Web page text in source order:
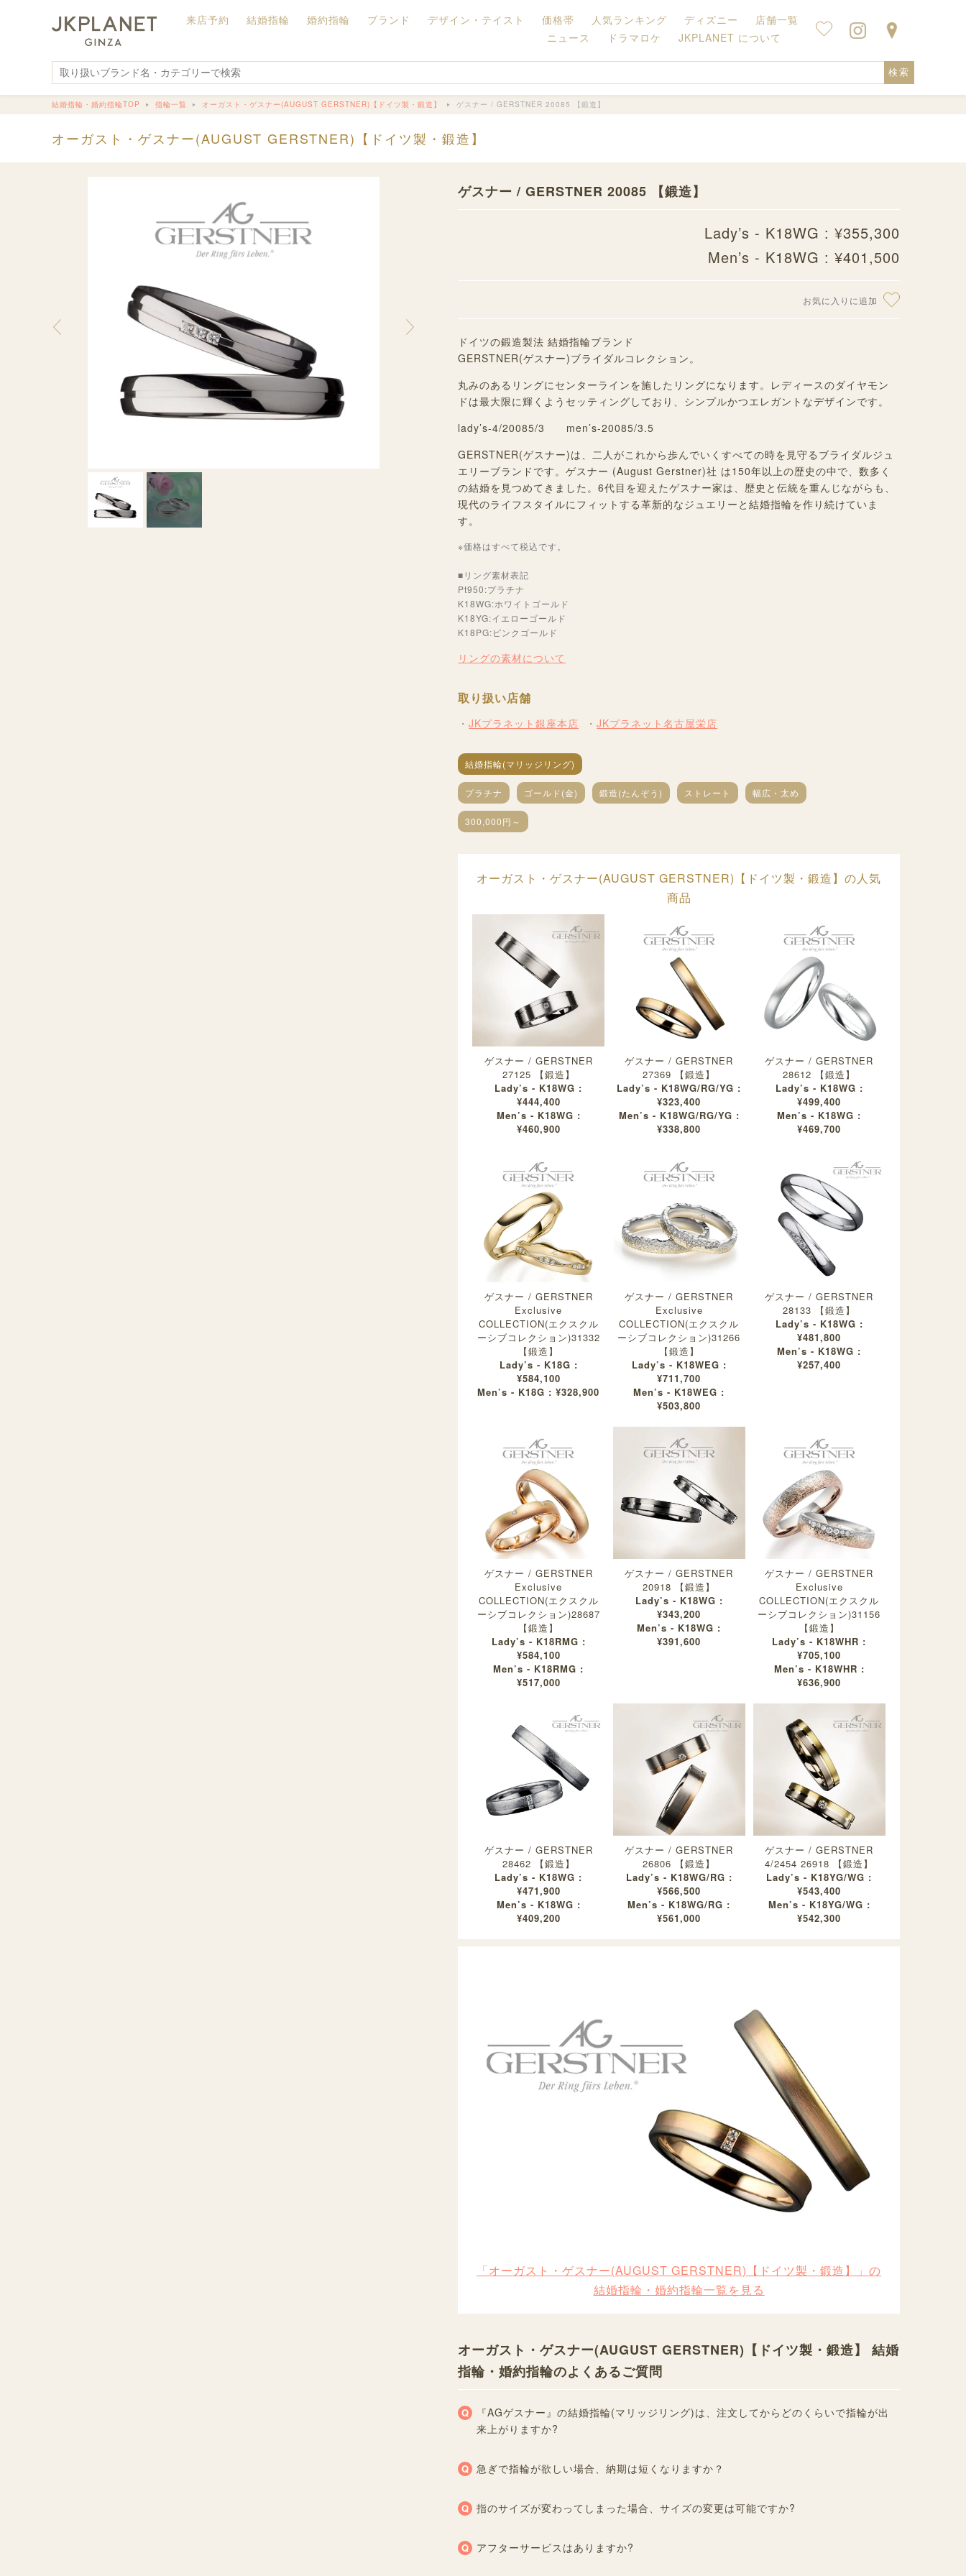
来店予約 結婚指輪 婚約指輪 ブランド デザイン・テイスト 価格帯 人気ランキング ディズニー
店舗一覧
ニュース
ドラマロケ JKPLANET について
検索
結婚指輪・婚約指輪TOP 指輪一覧 オーガスト・ゲスナー(AUGUST GERSTNER)【ドイツ製・鍛造】 ゲスナー / GERSTNER 20085 【鍛造】
オーガスト・ゲスナー(AUGUST GERSTNER)【ドイツ製・鍛造】
ゲスナー / GERSTNER 20085 【鍛造】
Lady’s - K18WG : ¥355,300
Men’s - K18WG : ¥401,500
お気に入りに追加
ドイツの鍛造製法 結婚指輪ブランド
GERSTNER(ゲスナー)ブライダルコレクション。
丸みのあるリングにセンターラインを施したリングになります。レディースのダイヤモン
ドは最大限に輝くようセッティングしており、シンプルかつエレガントなデザインです。
lady’s-4/20085/3 men’s-20085/3.5
GERSTNER(ゲスナー)は、二人がこれから歩んでいくすべての時を見守るブライダルジュ
エリーブランドです。ゲスナー (August Gerstner)社 は150年以上の歴史の中で、数多く
の結婚を見つめてきました。6代目を迎えたゲスナー家は、歴史と伝統を重んじながらも、
現代のライフスタイルにフィットする革新的なジュエリーと結婚指輪を作り続けていま
す。
※価格はすべて税込です。
■リング素材表記
Pt950:プラチナ
K18WG:ホワイトゴールド
K18YG:イエローゴールド
K18PG:ピンクゴールド
リングの素材について
取り扱い店舗
JKプラネット銀座本店 JKプラネット名古屋栄店
結婚指輪(マリッジリング)
プラチナ ゴールド(金) 鍛造(たんぞう) ストレート 幅広・太め
300,000円～
オーガスト・ゲスナー(AUGUST GERSTNER)【ドイツ製・鍛造】の人気
商品
ゲスナー / GERSTNER
27125 【鍛造】
Lady’s - K18WG :
¥444,400
Men’s - K18WG :
¥460,900
ゲスナー / GERSTNER
27369 【鍛造】
Lady’s - K18WG/RG/YG :
¥323,400
Men’s - K18WG/RG/YG :
¥338,800
ゲスナー / GERSTNER
28612 【鍛造】
Lady’s - K18WG :
¥499,400
Men’s - K18WG :
¥469,700
ゲスナー / GERSTNER
Exclusive
COLLECTION(エクスクル
ーシブコレクション)31332
【鍛造】
Lady’s - K18G :
¥584,100
Men’s - K18G : ¥328,900
ゲスナー / GERSTNER
Exclusive
COLLECTION(エクスクル
ーシブコレクション)31266
【鍛造】
Lady’s - K18WEG :
¥711,700
Men’s - K18WEG :
¥503,800
ゲスナー / GERSTNER
28133 【鍛造】
Lady’s - K18WG :
¥481,800
Men’s - K18WG :
¥257,400
ゲスナー / GERSTNER
Exclusive
COLLECTION(エクスクル
ーシブコレクション)28687
【鍛造】
Lady’s - K18RMG :
¥584,100
Men’s - K18RMG :
¥517,000
ゲスナー / GERSTNER
20918 【鍛造】
Lady’s - K18WG :
¥343,200
Men’s - K18WG :
¥391,600
ゲスナー / GERSTNER
Exclusive
COLLECTION(エクスクル
ーシブコレクション)31156
【鍛造】
Lady’s - K18WHR :
¥705,100
Men’s - K18WHR :
¥636,900
ゲスナー / GERSTNER
28462 【鍛造】
Lady’s - K18WG :
¥471,900
Men’s - K18WG :
¥409,200
ゲスナー / GERSTNER
26806 【鍛造】
Lady’s - K18WG/RG :
¥566,500
Men’s - K18WG/RG :
¥561,000
ゲスナー / GERSTNER
4/2454 26918 【鍛造】
Lady’s - K18YG/WG :
¥543,400
Men’s - K18YG/WG :
¥542,300
「オーガスト・ゲスナー(AUGUST GERSTNER)【ドイツ製・鍛造】」の
結婚指輪・婚約指輪一覧を見る
オーガスト・ゲスナー(AUGUST GERSTNER)【ドイツ製・鍛造】 結婚
指輪・婚約指輪のよくあるご質問
『AGゲスナー』の結婚指輪(マリッジリング)は、注文してからどのくらいで指輪が出
来上がりますか?
急ぎで指輪が欲しい場合、納期は短くなりますか？
指のサイズが変わってしまった場合、サイズの変更は可能ですか?
アフターサービスはありますか?